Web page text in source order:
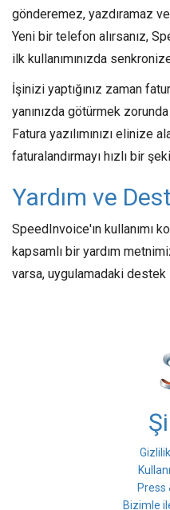
gönderemez, yazdıramaz
Yeni bir telefon alırsanız,
ilk kullanımınızda
İşinizi yaptığınız zaman
yanınızda götürmek zorunda
Fatura yazılımınızı elinize
faturalandırmayı hızlı bir
Yardım ve
SpeedInvoice'ın kullanımı
kapsamlı bir yardım
varsa, uygulamadaki
Press
Bizimle